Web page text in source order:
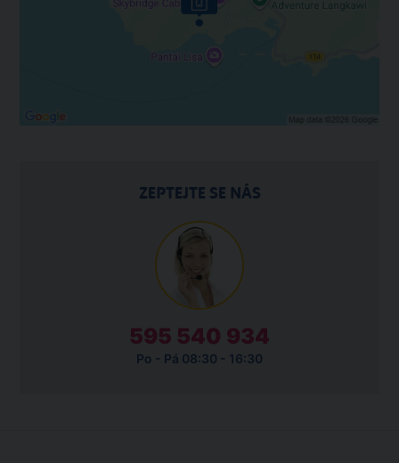
ZEPTEJTE SE NÁS
595 540 934
Po - Pá 08:30 - 16:30